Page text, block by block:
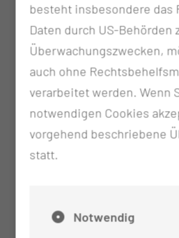
Schwerpunkt: Dysplasie
Differentialdiagnostische
auffälliger Befunde des
Dysplasie-Sprechstunde:
auffälligen Screening-
Überweisung durch den
Beckenboden-
sonographische
besteht insbesondere das
Daten durch US-Behörden
Überwachungszwecken,
auch ohne
verarbeitet werden. Wenn
notwendigen Cookies
vorgehend beschriebene
statt.
Notwendig